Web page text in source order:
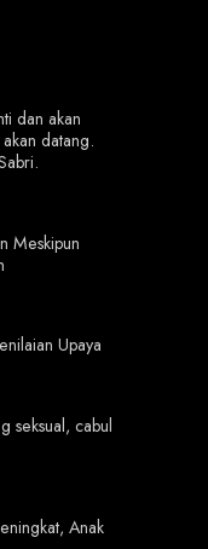
dan akan
datang.
Meskipun
Upaya
seksual, cabul
Anak